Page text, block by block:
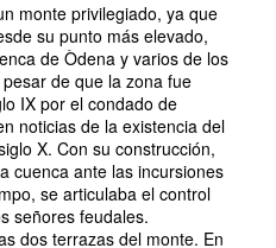
monte privilegiado, ya que
su punto más elevado,
de Òdena y varios de los
de que la zona fue
IX por el condado de
noticias de la existencia del
X. Con su construcción,
cuenca ante las incursiones
se articulaba el control
señores feudales.
dos terrazas del monte. En